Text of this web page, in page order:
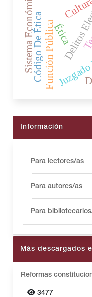
Función PúblicaÉtica
Código De Ética
Sistema Económico
Información
Para lectores/as
Para autores/as
Para
Más descargados
Reformas
3477